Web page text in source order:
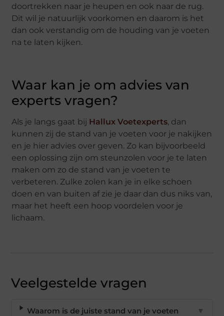
doortrekken naar je heupen en ook naar de rug.
Dit wil je natuurlijk voorkomen en daarom is het
dan ook verstandig om de houding van je voeten
na te laten kijken.
Waar kan je om advies van
experts vragen?
Als je langs gaat bij Hallux Voetexperts, dan
kunnen zij de stand van je voeten voor je nakijken
en je hier advies over geven. Zo kan bijvoorbeeld
een oplossing zijn om steunzolen voor je te laten
maken om zo de stand van je voeten te
verbeteren. Zulke zolen kan je in elke schoen
doen en van buiten af zie je daar dan dus niks van,
maar het heeft een hoop voordelen voor je
lichaam.
Veelgestelde vragen
Waarom is de juiste stand van je voeten
▼